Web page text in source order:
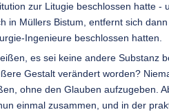
zur Litugie beschlossen hatte -
in Müllers Bistum, entfernt sich
Ingenieure beschlossen hatten.
es sei keine andere Substanz
Gestalt verändert worden?
ohne den Glauben aufzugeben.
einmal zusammen, und in der